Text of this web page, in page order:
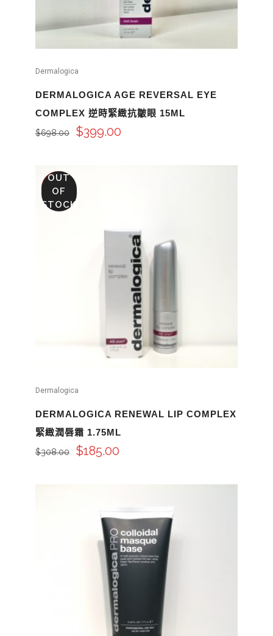
Dermalogica
DERMALOGICA AGE REVERSAL EYE
COMPLEX 逆時緊緻抗皺眼 15ML
$698.00 $399.00
SALE
OUT
OF
STOCK
Dermalogica
DERMALOGICA RENEWAL LIP COMPLEX
緊緻潤唇霜 1.75ML
$308.00 $185.00